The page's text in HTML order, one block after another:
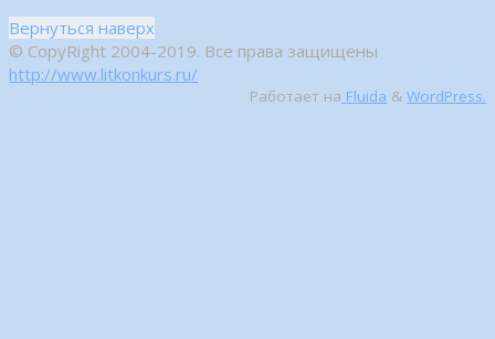
Вернуться наверх
© CopyRight 2004-2019. Все права защищены
http://www.litkonkurs.ru/
Работает на Fluida & WordPress.